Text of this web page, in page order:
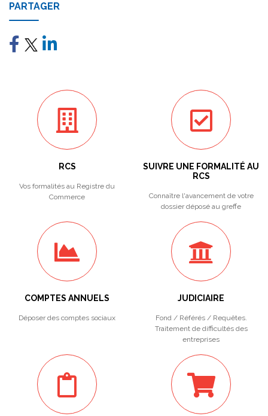
PARTAGER
RCS
Vos formalités au Registre du
Commerce
SUIVRE UNE FORMALITÉ AU
RCS
Connaître l'avancement de votre
dossier déposé au greffe
COMPTES ANNUELS
Déposer des comptes sociaux
JUDICIAIRE
Fond / Référés / Requêtes.
Traitement de difficultés des
entreprises